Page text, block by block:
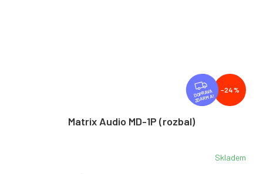
Z
D
A
ZDARMA
–24 %
Matrix Audio MD-1P (rozbal)
Skladem